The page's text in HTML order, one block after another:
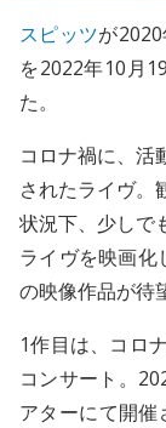
スピッツが
を2022年10月
た。
コロナ禍に、活
されたライヴ。
状況下、少しで
ライヴを映画化
の映像作品が待
1作目は、コロ
コンサート。
アターにて開催